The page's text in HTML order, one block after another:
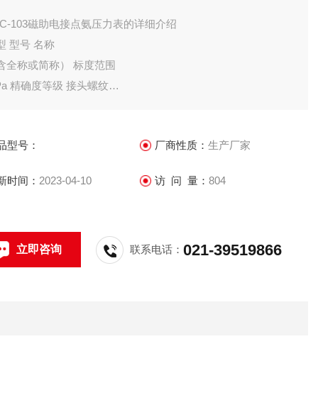
103磁助电接点氨压力表的详细介绍
型号 名称
全称或简称） 标度范围
精确度等级 接头螺纹
断开
型号： 厂商性质： 生产厂家
时间： 2023-04-10 访 问 量： 804
立即咨询 联系电话：021-39519866